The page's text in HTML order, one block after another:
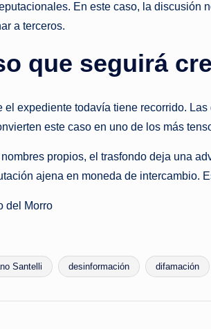
En este caso, la discusión
a terceros.
que seguirá
el expediente todavía tiene recorrido.
este caso en uno de los más
propios, el trasfondo deja una
ajena en moneda de intercambio.
del Morro
Santelli desinformación difamación